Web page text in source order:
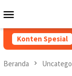
ke
Mobile
Konten Spesial
Jembatan
Beranda